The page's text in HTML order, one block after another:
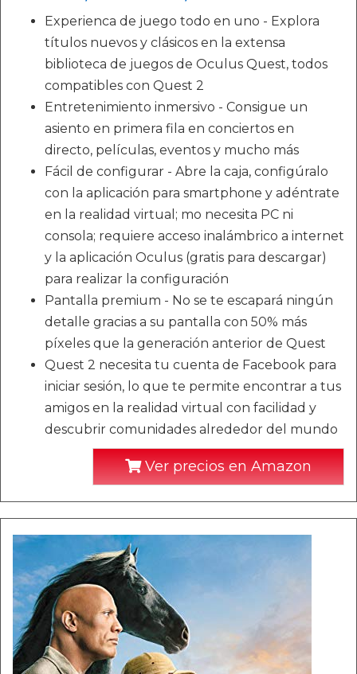
Experienca de juego todo en uno - Explora
títulos nuevos y clásicos en la extensa
biblioteca de juegos de Oculus Quest, todos
compatibles con Quest 2
Entretenimiento inmersivo - Consigue un
asiento en primera fila en conciertos en
directo, películas, eventos y mucho más
Fácil de configurar - Abre la caja, configúralo
con la aplicación para smartphone y adéntrate
en la realidad virtual; mo necesita PC ni
consola; requiere acceso inalámbrico a internet
y la aplicación Oculus (gratis para descargar)
para realizar la configuración
Pantalla premium - No se te escapará ningún
detalle gracias a su pantalla con 50% más
píxeles que la generación anterior de Quest
Quest 2 necesita tu cuenta de Facebook para
iniciar sesión, lo que te permite encontrar a tus
amigos en la realidad virtual con facilidad y
descubrir comunidades alrededor del mundo
Ver precios en Amazon